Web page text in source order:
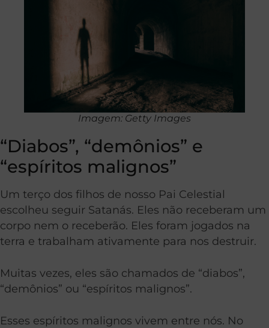
Imagem: Getty Images
“Diabos”, “demônios” e
“espíritos malignos”
Um terço dos filhos de nosso Pai Celestial
escolheu seguir Satanás. Eles não receberam um
corpo nem o receberão. Eles foram jogados na
terra e trabalham ativamente para nos destruir.
Muitas vezes, eles são chamados de “diabos”,
“demônios” ou “espíritos malignos”.
Esses espíritos malignos vivem entre nós. No